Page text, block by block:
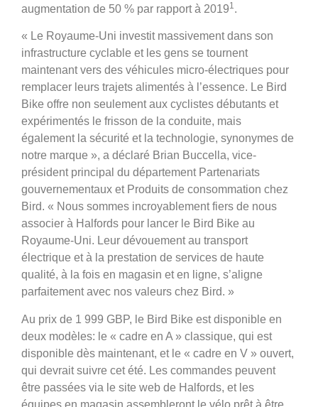
augmentation de 50 % par rapport à 20191.
« Le Royaume-Uni investit massivement dans son
infrastructure cyclable et les gens se tournent
maintenant vers des véhicules micro-électriques pour
remplacer leurs trajets alimentés à l’essence. Le Bird
Bike offre non seulement aux cyclistes débutants et
expérimentés le frisson de la conduite, mais
également la sécurité et la technologie, synonymes de
notre marque », a déclaré Brian Buccella, vice-
président principal du département Partenariats
gouvernementaux et Produits de consommation chez
Bird. « Nous sommes incroyablement fiers de nous
associer à Halfords pour lancer le Bird Bike au
Royaume-Uni. Leur dévouement au transport
électrique et à la prestation de services de haute
qualité, à la fois en magasin et en ligne, s’aligne
parfaitement avec nos valeurs chez Bird. »
Au prix de 1 999 GBP, le Bird Bike est disponible en
deux modèles: le « cadre en A » classique, qui est
disponible dès maintenant, et le « cadre en V » ouvert,
qui devrait suivre cet été. Les commandes peuvent
être passées via le site web de Halfords, et les
équipes en magasin assembleront le vélo prêt à être